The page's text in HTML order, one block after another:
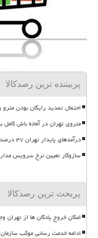
پربیننده ترین رصدکالا
احتمال تمدید رایگان بودن
متروی تهران در آماده باش کامل
درآمدهای پایدار تهران ۴۷ درصد رشد کرد
سازوکار تعیین نرخ سرویس
پربحث ترین رصدکالا
امکان خروج پادگان ها از تهران
ادامه خدمت رسانی موکب